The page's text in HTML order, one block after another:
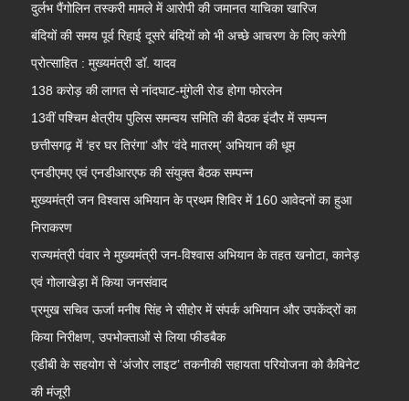
दुर्लभ पैंगोलिन तस्करी मामले में आरोपी की जमानत याचिका खारिज
बंदियों की समय पूर्व रिहाई दूसरे बंदियों को भी अच्छे आचरण के लिए करेगी
प्रोत्साहित : मुख्यमंत्री डॉ. यादव
138 करोड़ की लागत से नांदघाट-मुंगेली रोड होगा फोरलेन
13वीं पश्चिम क्षेत्रीय पुलिस समन्वय समिति की बैठक इंदौर में सम्पन्न
छत्तीसगढ़ में ‘हर घर तिरंगा’ और ‘वंदे मातरम्’ अभियान की धूम
एनडीएमए एवं एनडीआरएफ की संयुक्त बैठक सम्पन्न
मुख्यमंत्री जन विश्वास अभियान के प्रथम शिविर में 160 आवेदनों का हुआ
निराकरण
राज्यमंत्री पंवार ने मुख्यमंत्री जन-विश्वास अभियान के तहत खनोटा, कानेड़
एवं गोलाखेड़ा में किया जनसंवाद
प्रमुख सचिव ऊर्जा मनीष सिंह ने सीहोर में संपर्क अभियान और उपकेंद्रों का
किया निरीक्षण, उपभोक्ताओं से लिया फीडबैक
एडीबी के सहयोग से ‘अंजोर लाइट’ तकनीकी सहायता परियोजना को कैबिनेट
की मंजूरी